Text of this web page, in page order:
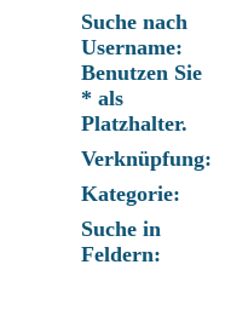
Suche nach
Username:
Benutzen Sie
* als
Platzhalter.
Verknüpfung:
Kategorie:
Suche in
Feldern: